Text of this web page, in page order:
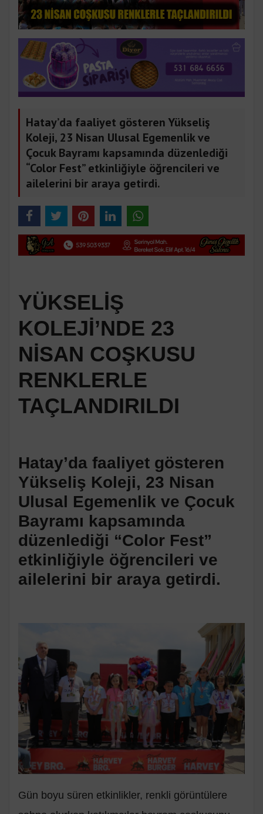
Hatay’da faaliyet gösteren Yükseliş
Koleji, 23 Nisan Ulusal Egemenlik ve
Çocuk Bayramı kapsamında düzenlediği
“Color Fest” etkinliğiyle öğrencileri ve
ailelerini bir araya getirdi.
YÜKSELİŞ
KOLEJİ’NDE 23
NİSAN COŞKUSU
RENKLERLE
TAÇLANDIRILDI
Hatay’da faaliyet gösteren
Yükseliş Koleji, 23 Nisan
Ulusal Egemenlik ve Çocuk
Bayramı kapsamında
düzenlediği “Color Fest”
etkinliğiyle öğrencileri ve
ailelerini bir araya getirdi.
Gün boyu süren etkinlikler, renkli görüntülere